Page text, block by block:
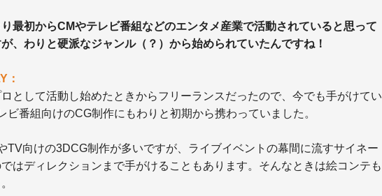
最初からCMやテレビ番組などのエンタメ産業で活動されていると思って
、わりと硬派なジャンル（？）から始められていたんですね！
：
ロとして活動し始めたときからフリーランスだったので、今でも手がけてい
ビ番組向けのCG制作にもわりと初期から携わっていました。
TV向けの3DCG制作が多いですが、ライブイベントの幕間に流すサイネー
はディレクションまで手がけることもあります。そんなときは絵コンテも